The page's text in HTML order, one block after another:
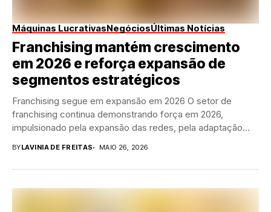
Máquinas LucrativasNegóciosÚltimas Notícias
Franchising mantém crescimento
em 2026 e reforça expansão de
segmentos estratégicos
Franchising segue em expansão em 2026 O setor de
franchising continua demonstrando força em 2026,
impulsionado pela expansão das redes, pela adaptação
BYLAVINIA DE FREITAS MAIO 26, 2026